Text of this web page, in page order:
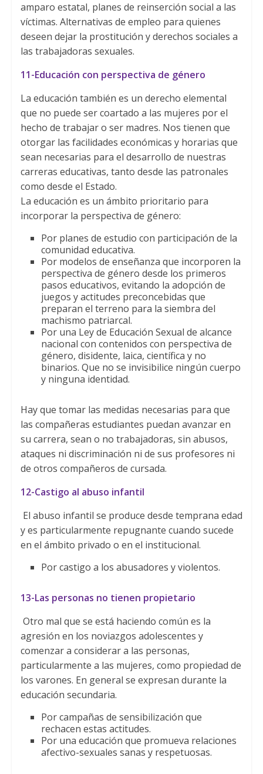
amparo estatal, planes de reinserción social a las
víctimas. Alternativas de empleo para quienes
deseen dejar la prostitución y derechos sociales a
las trabajadoras sexuales.
11-Educación con perspectiva de género
La educación también es un derecho elemental
que no puede ser coartado a las mujeres por el
hecho de trabajar o ser madres. Nos tienen que
otorgar las facilidades económicas y horarias que
sean necesarias para el desarrollo de nuestras
carreras educativas, tanto desde las patronales
como desde el Estado.
La educación es un ámbito prioritario para
incorporar la perspectiva de género:
Por planes de estudio con participación de la
comunidad educativa.
Por modelos de enseñanza que incorporen la
perspectiva de género desde los primeros
pasos educativos, evitando la adopción de
juegos y actitudes preconcebidas que
preparan el terreno para la siembra del
machismo patriarcal.
Por una Ley de Educación Sexual de alcance
nacional con contenidos con perspectiva de
género, disidente, laica, científica y no
binarios. Que no se invisibilice ningún cuerpo
y ninguna identidad.
Hay que tomar las medidas necesarias para que
las compañeras estudiantes puedan avanzar en
su carrera, sean o no trabajadoras, sin abusos,
ataques ni discriminación ni de sus profesores ni
de otros compañeros de cursada.
12-Castigo al abuso infantil
El abuso infantil se produce desde temprana edad
y es particularmente repugnante cuando sucede
en el ámbito privado o en el institucional.
Por castigo a los abusadores y violentos.
13-Las personas no tienen propietario
Otro mal que se está haciendo común es la
agresión en los noviazgos adolescentes y
comenzar a considerar a las personas,
particularmente a las mujeres, como propiedad de
los varones. En general se expresan durante la
educación secundaria.
Por campañas de sensibilización que
rechacen estas actitudes.
Por una educación que promueva relaciones
afectivo-sexuales sanas y respetuosas.